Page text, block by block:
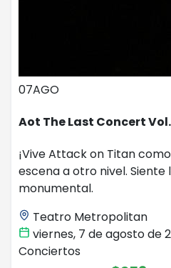
07AGO
Aot The Last Concert
¡Vive Attack on Titan
escena a otro nivel.
monumental.
Teatro Metropolitan
viernes, 7 de agosto de
Conciertos